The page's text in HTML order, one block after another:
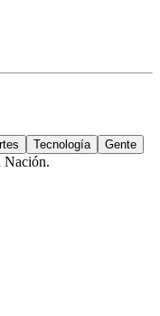
Tecnología Gente
Nación.